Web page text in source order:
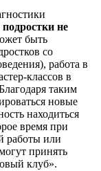
подростки не
быть
со
работа в
классов в
таким
новые
находиться
время при
работы или
принять
клуб».